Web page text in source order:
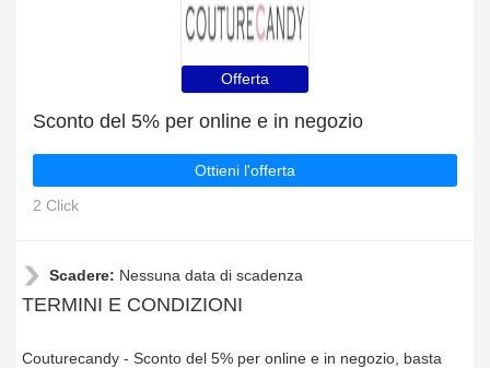
Offerta
Sconto del 5% per online e in negozio
Ottieni l'offerta
2 Click
Scadere: Nessuna data di scadenza
TERMINI E CONDIZIONI
Couturecandy - Sconto del 5% per online e in negozio, basta